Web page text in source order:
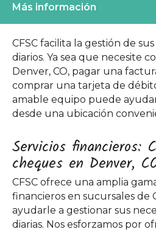
Más información
CFSC facilita la gestión de
diarios. Ya sea que necesite
Denver, CO, pagar una
comprar una tarjeta de
amable equipo puede
desde una ubicación
Servicios financieros:
cheques en Denver,
CFSC ofrece una amplia
financieros en sucursales de
ayudarle a gestionar sus
diarias. Nos esforzamos por